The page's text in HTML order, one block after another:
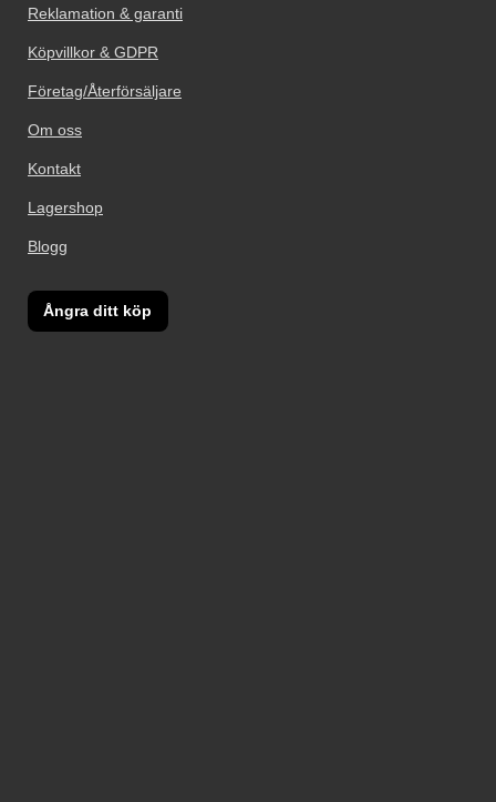
Reklamation & garanti
Köpvillkor & GDPR
Företag/Återförsäljare
Om oss
Kontakt
Lagershop
Blogg
Ångra ditt köp